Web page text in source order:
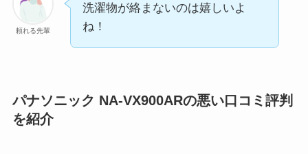
頼れる先輩
洗濯物が絡まないのは嬉しいよ
ね！
パナソニック NA-VX900ARの悪い口コミ評判
を紹介